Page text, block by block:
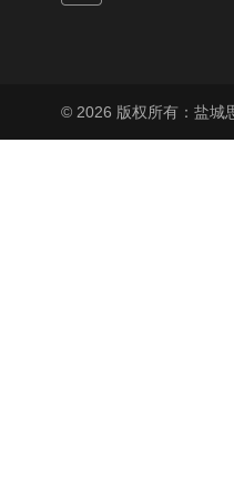
© 2026 版权所有：盐